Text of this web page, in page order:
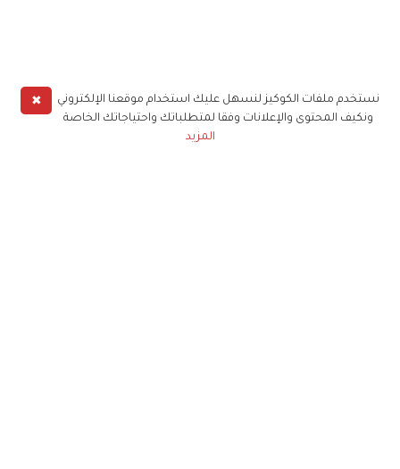
✖
نستخدم ملفات الكوكيز لنسهل عليك استخدام موقعنا الإلكتروني
ونكيف المحتوى والإعلانات وفقا لمتطلباتك واحتياجاتك الخاصة
المزيد